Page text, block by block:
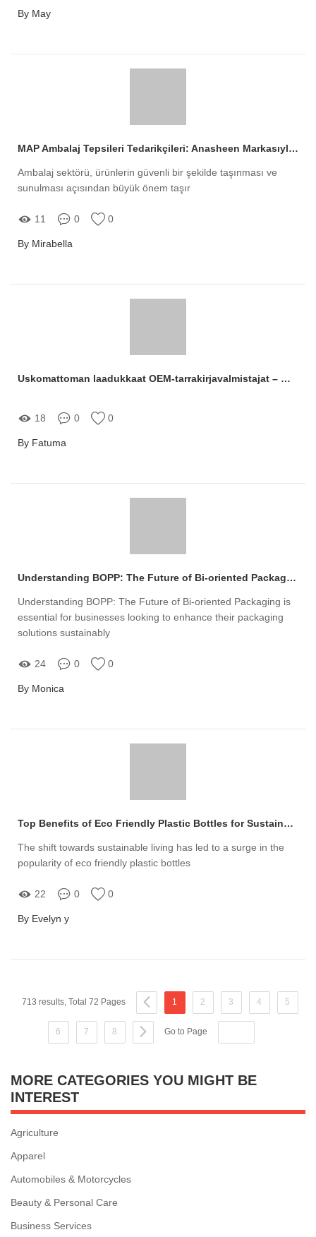
By May
MAP Ambalaj Tepsileri Tedarikçileri: Anasheen Markasıyla Tanışın
Ambalaj sektörü, ürünlerin güvenli bir şekilde taşınması ve
sunulması açısından büyük önem taşır
11 0 0
By Mirabella
Uskomattoman laadukkaat OEM-tarrakirjavalmistajat – Miksi valita meidät?
18 0 0
By Fatuma
Understanding BOPP: The Future of Bi-oriented Packaging
Understanding BOPP: The Future of Bi-oriented Packaging is
essential for businesses looking to enhance their packaging
solutions sustainably
24 0 0
By Monica
Top Benefits of Eco Friendly Plastic Bottles for Sustainability
The shift towards sustainable living has led to a surge in the
popularity of eco friendly plastic bottles
22 0 0
By Evelyn y
713 results, Total 72 Pages 1 2 3 4 5
6 7 8 Go to Page
MORE CATEGORIES YOU MIGHT BE
INTEREST
Agriculture
Apparel
Automobiles & Motorcycles
Beauty & Personal Care
Business Services